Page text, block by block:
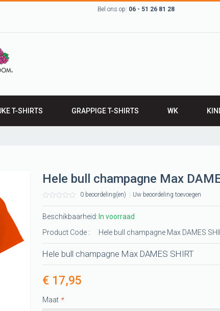
Bel ons op: 06 - 51 26 81 28
T-SHIRTS
uit Groningen,
uut grunn
T-shirts
shirt
GRAPPIGE T-SHIRTS WK
Hele bull champagne Max
0 beoordeling(en) Uw beoordeling toevoegen
Beschikbaarheid: In voorraad
Product Code :
Hele bull champagne Max DAMES
Hele bull champagne Max DAMES SHIRT
€ 17,95
*
Maat